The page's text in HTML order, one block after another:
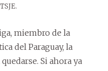
miembro de la
del Paraguay, la
Si ahora ya